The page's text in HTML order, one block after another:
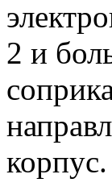
2 и
корпус.